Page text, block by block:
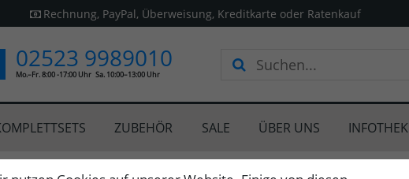
Rechnung, PayPal, Überweisung, Kreditkarte oder Ratenkauf
02523 9989010
Mo.–Fr. 8:00 -17:00 Uhr Sa. 10:00–13:00 Uhr
ZUBEHÖR SALE ÜBER UNS INFOTHEK